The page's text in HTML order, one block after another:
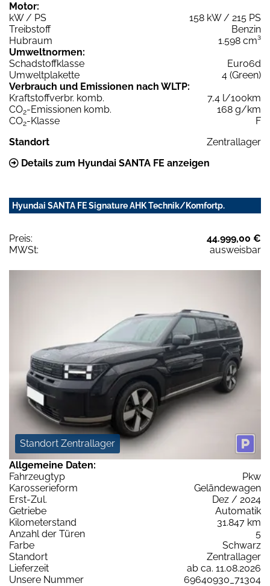
Motor:
kW / PS
158 kW / 215 PS
Treibstoff
Benzin
Hubraum
1.598 cm³
Umweltnormen:
Schadstoffklasse
Euro6d
Umweltplakette
4 (Green)
Verbrauch und Emissionen nach WLTP:
Kraftstoffverbr. komb.
7,4 l/100km
CO2-Emissionen komb.
168 g/km
CO2-Klasse
F
Standort
Zentrallager
Details zum Hyundai SANTA FE anzeigen
Hyundai SANTA FE Signature AHK Technik/Komfortp.
Preis:
44.999,00 €
MWSt:
ausweisbar
Standort Zentrallager
Allgemeine Daten:
Fahrzeugtyp
Pkw
Karosserieform
Geländewagen
Erst-Zul.
Dez / 2024
Getriebe
Automatik
Kilometerstand
31.847 km
Anzahl der Türen
5
Farbe
Schwarz
Standort
Zentrallager
Lieferzeit
ab ca. 11.08.2026
Unsere Nummer
69640930_71304